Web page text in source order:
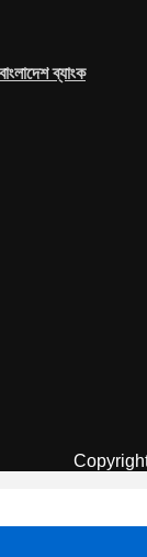
ব্যাংক